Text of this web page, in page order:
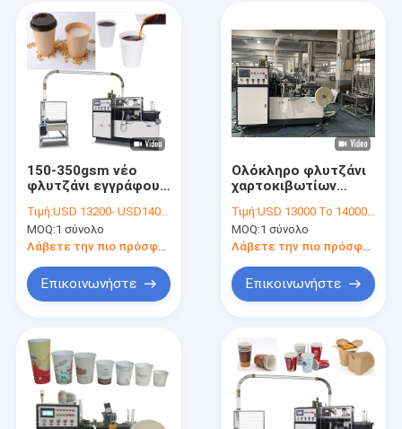
Προϊόντα
Περίπου εμείς
150-350gsm νέο
φλυτζάνι εγγράφου
2500kg ένα
εγγράφου που
κατασκευάζει τις
Τιμή:USD 13200- USD14000 / set
MOQ:1 σύνολο
Λάβετε την πιο πρόσφατη τιμή
Επικοινωνήστε
Ολόκληρο φλυτζάνι
χαρτοκιβωτίων
παραγωγής μίας
χρήσης που
κατασκευάζει τη
Τιμή:USD 13000 To 14000 Per Set
MOQ:1 σύνολο
Λάβετε την πιο πρόσφατη τιμή
Επικοινωνήστε